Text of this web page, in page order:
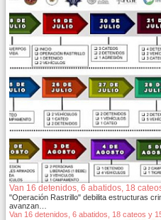
Van 16 detenidos, 6 abatidos, 18
"Operación Rastrillo" debilita estructuras
avanzan…
Van 16 detenidos, 6 abatidos, 18 cateos y